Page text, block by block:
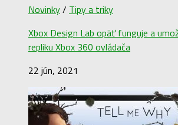
Novinky/ Tipy a triky
Xbox Design Lab opäť funguje a
repliku Xbox 360 ovládača
22 jún, 2021